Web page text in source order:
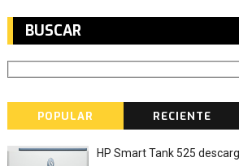
BUSCAR
POPULAR RECIENTE
HP Smart Tank 525